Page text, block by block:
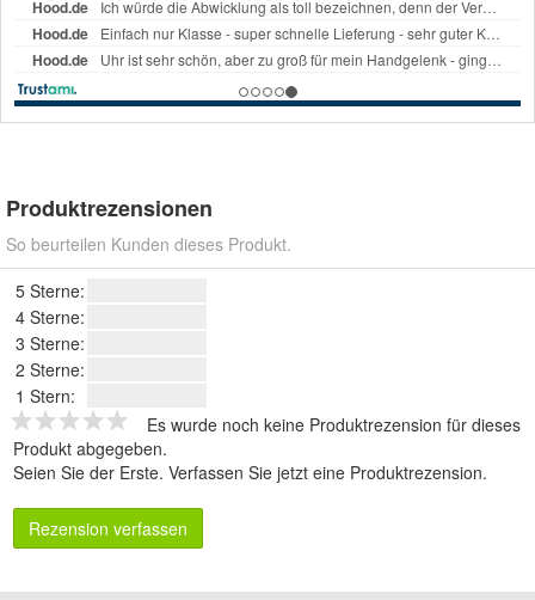
Produktrezensionen
So beurteilen Kunden dieses Produkt.
5 Sterne:
4 Sterne:
3 Sterne:
2 Sterne:
1 Stern:
Es wurde noch keine Produktrezension für dieses
Produkt abgegeben.
Seien Sie der Erste. Verfassen Sie jetzt eine Produktrezension.
Rezension verfassen